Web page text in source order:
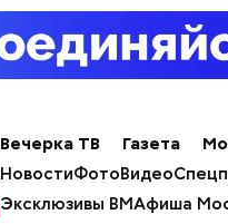
Вечерка ТВ Газета
НовостиФотоВидео
Эксклюзивы ВМАфиша